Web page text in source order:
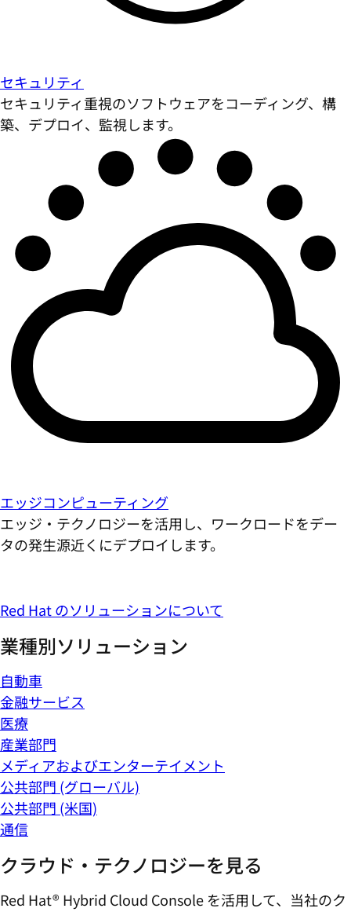
セキュリティ
セキュリティ重視のソフトウェアをコーディング、構
築、デプロイ、監視します。
エッジコンピューティング
エッジ・テクノロジーを活用し、ワークロードをデー
タの発生源近くにデプロイします。
Red Hat のソリューションについて
業種別ソリューション
自動車
金融サービス
医療
産業部門
メディアおよびエンターテイメント
公共部門 (グローバル)
公共部門 (米国)
通信
クラウド・テクノロジーを見る
Red Hat® Hybrid Cloud Console を活用して、当社のク